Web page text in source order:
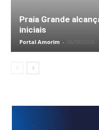
Praia Grande
iniciais
Portal Amorim - 06/08/2026